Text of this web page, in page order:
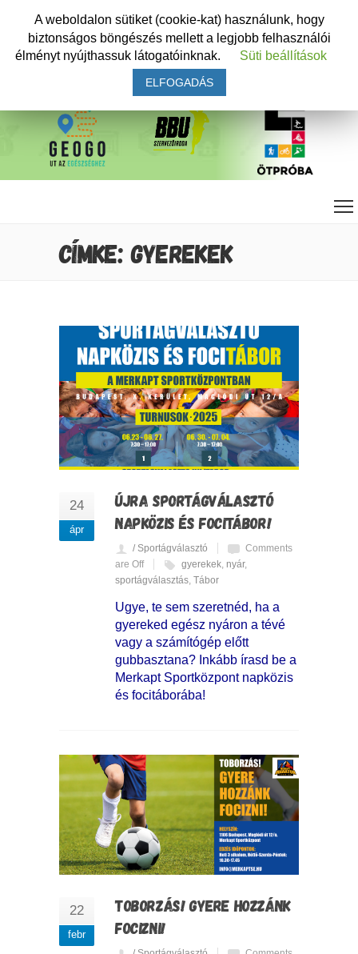
CÍMKE: GYEREKEK
24
ápr
ÚJRA SPORTÁGVÁLASZTÓ
NAPKÖZIS ÉS FOCITÁBOR!
/ Sportágválasztó
Comments
are Off
gyerekek, nyár,
sportágválasztás, Tábor
Ugye, te sem szeretnéd, ha a
gyereked egész nyáron a tévé
vagy a számítógép előtt
gubbasztana? Inkább írasd be a
Merkapt Sportközpont napközis
és focitáborába!
22
febr
TOBORZÁS! GYERE HOZZÁNK
FOCIZNI!
A weboldalon sütiket (cookie-kat) használunk, hogy
biztonságos böngészés mellett a legjobb felhasználói
élményt nyújthassuk látogatóinknak.
Süti beállítások
ELFOGADÁS